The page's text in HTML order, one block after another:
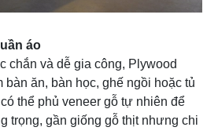
áo
chắn và dễ gia công, Plywood
ăn, bàn học, ghế ngồi hoặc tủ
thể phủ veneer gỗ tự nhiên để
trọng, gần giống gỗ thịt nhưng chi